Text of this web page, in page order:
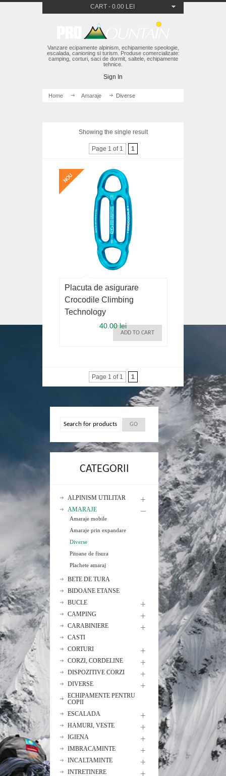
CART - 0.00 LEI
Vanzare ecipamente alpinism, echipamente speologie,
escalada, canioning si turism. Produse comercializate:
camping, corturi, saci de dormit, saltele, echipamente
tehnice.
Sign In
Home / Amaraje / Diverse
Showing the single result
Page 1 of 1 1
Placuta de asigurare
Crocodile Climbing
Technology
40.00 lei
ADD TO CART
Page 1 of 1 1
CATEGORII
ALPINISM UTILITAR
AMARAJE
Amaraje mobile
Amaraje prin expandare
Diverse
Pitoane de fisura
Plachete amaraj
BETE DE TURA
BIDOANE ETANSE
BUCLE
CAMPING
CARABINIERE
CASTI
CORTURI
CORZI, CORDELINE
DISPOZITIVE CORZI
DIVERSE
ECHIPAMENTE PENTRU
COPII
ESCALADA
HAMURI, VESTE
IGIENA
IMBRACAMINTE
INCALTAMINTE
INTRETINERE